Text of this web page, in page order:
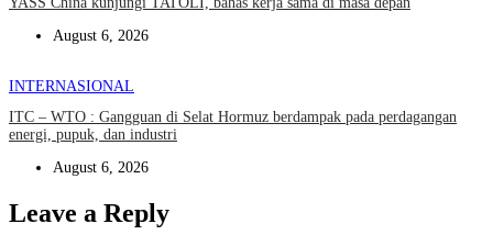
August 6, 2026
INTERNASIONAL
ITC – WTO : Gangguan di Selat Hormuz berdampak pada perdagangan
energi, pupuk, dan industri
August 6, 2026
Leave a Reply